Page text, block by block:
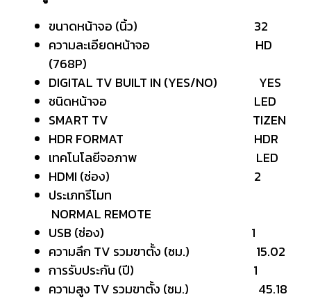
ขนาดหน้าจอ (นิ้ว) 32
ความละเอียดหน้าจอ HD
(768P)
DIGITAL TV BUILT IN (YES/NO) YES
ชนิดหน้าจอ LED
SMART TV TIZEN
HDR FORMAT HDR
เทคโนโลยีจอภาพ LED
HDMI (ช่อง) 2
ประเภทรีโมท
NORMAL REMOTE
USB (ช่อง) 1
ความลึก TV รวมขาตั้ง (ซม.) 15.02
การรับประกัน (ปี) 1
ความสูง TV รวมขาตั้ง (ซม.) 45.18